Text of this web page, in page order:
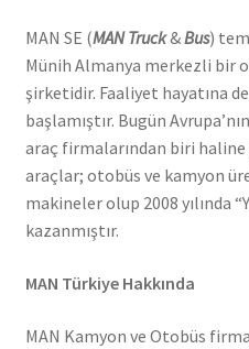
MAN SE (MAN Truck&Bus)
Münih Almanya merkezli bir
şirketidir. Faaliyet hayatına
başlamıştır. Bugün
araç firmalarından biri
araçlar; otobüs ve kamyon
makineler olup 2008 yılında
kazanmıştır.
MAN Türkiye Hakkında
MAN Kamyon ve Otobüs